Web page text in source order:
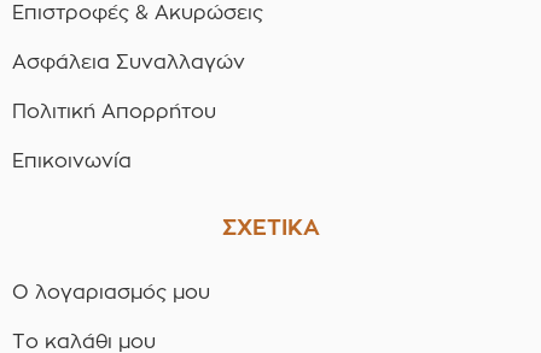
Επιστροφές & Ακυρώσεις
Ασφάλεια Συναλλαγών
Πολιτική Απορρήτου
Επικοινωνία
ΣΧΕΤΙΚΑ
Ο λογαριασμός μου
Το καλάθι μου